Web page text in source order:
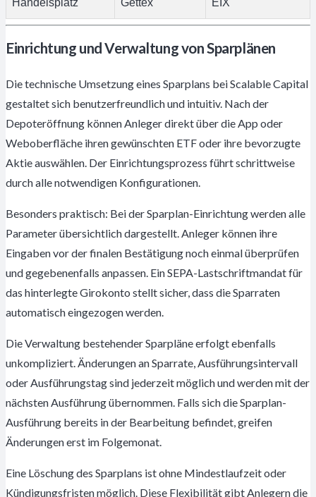
Handelsplatz Gettex EIX
Einrichtung und Verwaltung von Sparplänen
Die technische Umsetzung eines Sparplans bei Scalable Capital
gestaltet sich benutzerfreundlich und intuitiv. Nach der
Depoteröffnung können Anleger direkt über die App oder
Weboberfläche ihren gewünschten ETF oder ihre bevorzugte
Aktie auswählen. Der Einrichtungsprozess führt schrittweise
durch alle notwendigen Konfigurationen.
Besonders praktisch: Bei der Sparplan-Einrichtung werden alle
Parameter übersichtlich dargestellt. Anleger können ihre
Eingaben vor der finalen Bestätigung noch einmal überprüfen
und gegebenenfalls anpassen. Ein SEPA-Lastschriftmandat für
das hinterlegte Girokonto stellt sicher, dass die Sparraten
automatisch eingezogen werden.
Die Verwaltung bestehender Sparpläne erfolgt ebenfalls
unkompliziert. Änderungen an Sparrate, Ausführungsintervall
oder Ausführungstag sind jederzeit möglich und werden mit der
nächsten Ausführung übernommen. Falls sich die Sparplan-
Ausführung bereits in der Bearbeitung befindet, greifen
Änderungen erst im Folgemonat.
Eine Löschung des Sparplans ist ohne Mindestlaufzeit oder
Kündigungsfristen möglich. Diese Flexibilität gibt Anlegern die